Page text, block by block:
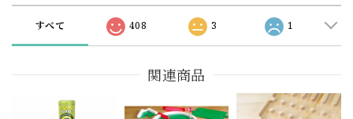
すべて 408 3 1
関連商品